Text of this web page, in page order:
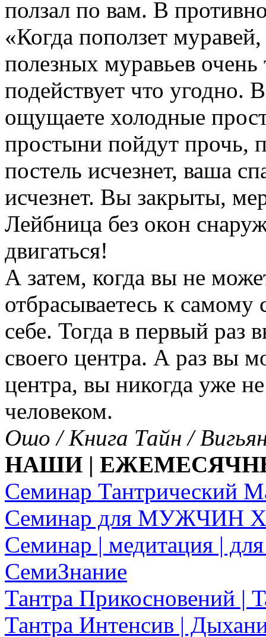
ползал по вам. В
«Когда поползет
полезных муравьев
подействует что угодно.
ощущаете холодные
простыни пойдут прочь,
постель исчезнет, ваша
исчезнет. Вы закрыты,
Лейбница без окон
двигаться!
А затем, когда вы не
отбрасываетесь к самому
себе. Тогда в первый раз
своего центра. А раз вы
центра, вы никогда уже
человеком.
Ошо / Книга Тайн /
НАШИ |
Семинар Тантрический
Семинар для МУЖЧИН
Семинар | медитация |
СемиЗнание
Тантра Прикосновений |
Тантра Интенсив |